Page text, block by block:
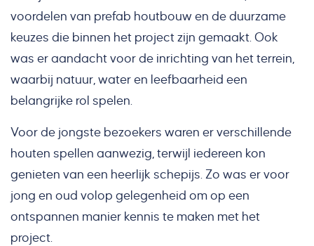
voordelen van prefab houtbouw en de duurzame
keuzes die binnen het project zijn gemaakt. Ook
was er aandacht voor de inrichting van het terrein,
waarbij natuur, water en leefbaarheid een
belangrijke rol spelen.
Voor de jongste bezoekers waren er verschillende
houten spellen aanwezig, terwijl iedereen kon
genieten van een heerlijk schepijs. Zo was er voor
jong en oud volop gelegenheid om op een
ontspannen manier kennis te maken met het
project.